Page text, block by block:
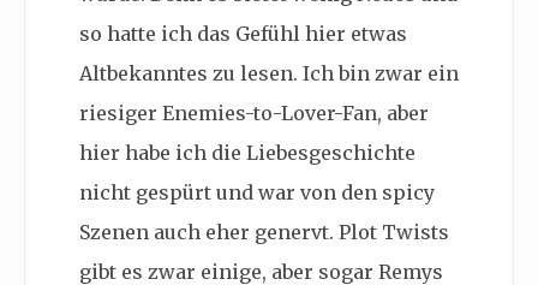
so hatte ich das Gefühl hier etwas
Altbekanntes zu lesen. Ich bin zwar ein
riesiger Enemies-to-Lover-Fan, aber
hier habe ich die Liebesgeschichte
nicht gespürt und war von den spicy
Szenen auch eher genervt. Plot Twists
gibt es zwar einige, aber sogar Remys